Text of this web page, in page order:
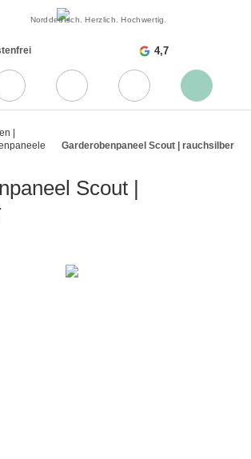
Norddeutsch. Herzlich. Hochwertig.
4,7
|
Garderobenpaneel Scout | rauchsilber
Scout |